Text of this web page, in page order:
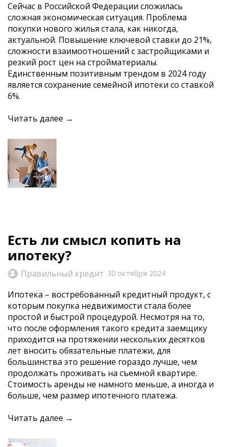
Сейчас в Российской Федерации сложилась
сложная экономическая ситуация. Проблема
покупки нового жилья стала, как никогда,
актуальной. Повышение ключевой ставки до 21%,
сложности взаимоотношений с застройщиками и
резкий рост цен на стройматериалы.
Единственным позитивным трендом в 2024 году
является сохранение семейной ипотеки со ставкой
6%.
Читать далее →
Есть ли смысл копить на
ипотеку?
Правильный кредит 30 октября 2024
Ипотека – востребованный кредитный продукт, с
которым покупка недвижимости стала более
простой и быстрой процедурой. Несмотря на то,
что после оформления такого кредита заемщику
приходится на протяжении нескольких десятков
лет вносить обязательные платежи, для
большинства это решение гораздо лучше, чем
продолжать проживать на съемной квартире.
Стоимость аренды не намного меньше, а иногда и
больше, чем размер ипотечного платежа.
Читать далее →